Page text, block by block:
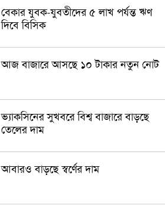
বেকার যুবক-যুবতীদের ৫ লাখ পর্যন্ত ঋণ
দিবে বিসিক
আজ বাজারে আসছে ১০ টাকার নতুন নোট
ভ্যাকসিনের সুখবরে বিশ্ব বাজারে বাড়ছে
তেলের দাম
আবারও বাড়ছে স্বর্ণের দাম